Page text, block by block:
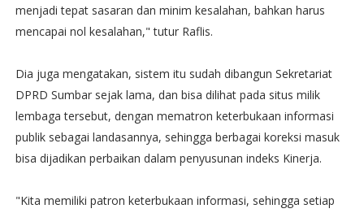
menjadi tepat sasaran dan minim kesalahan, bahkan harus
mencapai nol kesalahan," tutur Raflis.
Dia juga mengatakan, sistem itu sudah dibangun Sekretariat
DPRD Sumbar sejak lama, dan bisa dilihat pada situs milik
lembaga tersebut, dengan mematron keterbukaan informasi
publik sebagai landasannya, sehingga berbagai koreksi masuk
bisa dijadikan perbaikan dalam penyusunan indeks Kinerja.
"Kita memiliki patron keterbukaan informasi, sehingga setiap